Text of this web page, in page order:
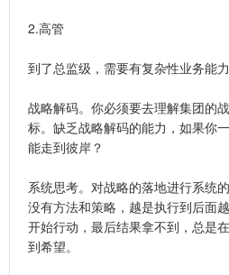
2.高管
到了总监级，需要有复杂性业务能
战略解码。你必须要去理解集团的
标。缺乏战略解码的能力，如果你
能走到彼岸？
系统思考。对战略的落地进行系统
没有方法和策略，越是执行到后面
开始行动，最后结果拿不到，总是
到希望。